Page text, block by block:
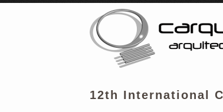
12th International